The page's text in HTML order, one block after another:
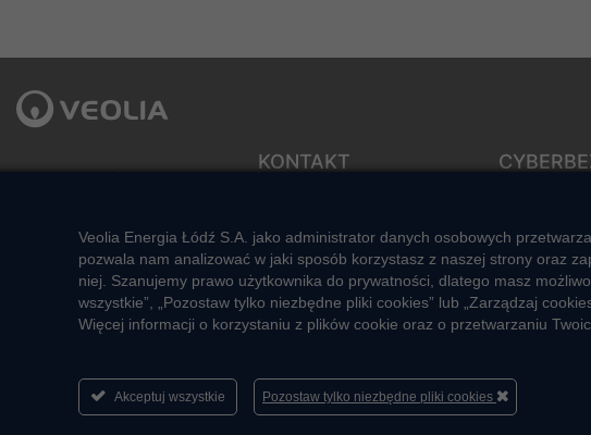
Veolia Energia Łódź S.A.
Social media:
KONTAKT
Kompleksowa obsługa Klienta:
pon. – pt. godz. 7:00 – 16:00
+48 22 658 58 58
(opłata zgodna z taryfą operatora)
e-mail: veolialodz-
ZGŁOŚ
Veolia Energia Łódź S.A. jako administrator danych osobowych
pozwala nam analizować w jaki sposób korzystasz z naszej strony oraz
niej. Szanujemy prawo użytkownika do prywatności, dlatego masz
wszystkie”, „Pozostaw tylko niezbędne pliki cookies” lub „Zarządzaj
Więcej informacji o korzystaniu z plików cookie oraz o przetwarzaniu
Akceptuj wszystkie Pozostaw tylko niezbędne pliki cookies